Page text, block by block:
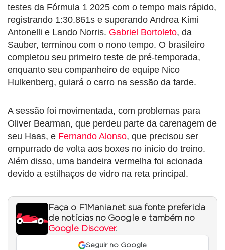
testes da Fórmula 1 2025 com o tempo mais rápido,
registrando 1:30.861s e superando Andrea Kimi
Antonelli e Lando Norris. Gabriel Bortoleto, da
Sauber, terminou com o nono tempo. O brasileiro
completou seu primeiro teste de pré-temporada,
enquanto seu companheiro de equipe Nico
Hulkenberg, guiará o carro na sessão da tarde.
A sessão foi movimentada, com problemas para
Oliver Bearman, que perdeu parte da carenagem de
seu Haas, e Fernando Alonso, que precisou ser
empurrado de volta aos boxes no início do treino.
Além disso, uma bandeira vermelha foi acionada
devido a estilhaços de vidro na reta principal.
Faça o F1Mania.net sua fonte preferida
de notícias no Google e também no
Google Discover.
Seguir no Google